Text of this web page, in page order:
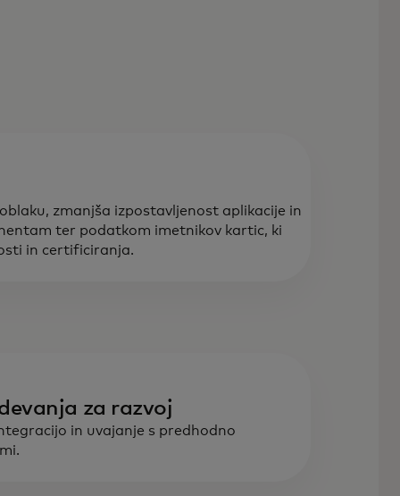
zmanjša izpostavljenost aplikacije in
ter podatkom imetnikov kartic, ki
in certificiranja.
za razvoj
in uvajanje s predhodno